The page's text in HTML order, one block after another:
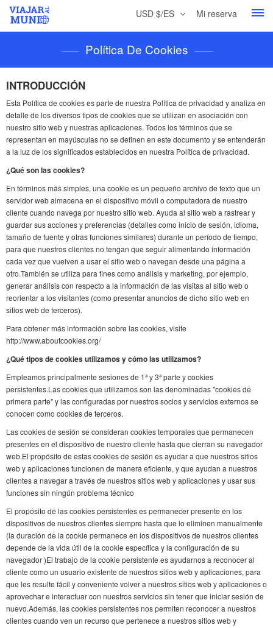
USD $/ES Mi reserva
Política De Cookies
INTRODUCCIÓN
Esta Política de cookies es parte de nuestra Política de privacidad y analiza en
detalle de los diversos tipos de cookies que se utilizan en asociación con
nuestro sitio web y nuestras aplicaciones. Todos los términos que se
representan en mayúsculas no se definen en este documento y se entenderán
a la luz de los significados establecidos en nuestra Política de privacidad.
¿Qué son las cookies?
En términos más simples, una cookie es un pequeño archivo de texto que un
servidor web almacena en el dispositivo móvil o computadora de nuestro
cliente cuando navega por nuestro sitio web. Ayuda al sitio web a rastrear y
guardar sus acciones y preferencias (detalles como inicio de sesión, idioma,
tamaño de fuente y otras funciones similares) durante un período de tiempo,
para que nuestros clientes no tengan que seguir alimentando información
cada vez que vuelven a usar el sitio web o navegan desde una página a
otro.También se utiliza para fines como análisis y marketing, por ejemplo,
generar análisis con respecto a la información de las visitas al sitio web o
reorientar a los visitantes (como presentar anuncios de dicho sitio web en
sitios web de terceros).
Para obtener más información sobre las cookies, visite
http://www.aboutcookies.org/
¿Qué tipos de cookies utilizamos y cómo las utilizamos?
Empleamos principalmente sesiones de 1ª y 3ª parte y cookies
persistentes.Las cookies que utilizamos son las denominadas "cookies de
primera parte" y las configuradas por nuestros socios y servicios externos se
conocen como cookies de terceros.
Las cookies de sesión se consideran cookies temporales que permanecen
presentes en el dispositivo de nuestro cliente hasta que cierran su navegador
web.El propósito de estas cookies de sesión es ayudar a que nuestros sitios
web y aplicaciones funcionen de manera eficiente, y que ayudan a nuestros
clientes a navegar a través de nuestros sitios web y aplicaciones y usar sus
funciones sin ningún problema técnico
El propósito de las cookies persistentes es permanecer presente en los
dispositivos de nuestros clientes siempre hasta que lo eliminen manualmente
(la duración de la cookie permanece en los dispositivos de nuestros clientes
depende de la vida útil de la cookie específica y la configuración de su
navegador )El trabajo de la cookie persistente es ayudarnos a reconocer al
cliente como un usuario existente de nuestros sitios web y aplicaciones, para
que les resulte fácil y conveniente volver a nuestros sitios web y aplicaciones o
aprovechar e interactuar con nuestros servicios sin tener que iniciar sesión de
nuevo.Además, las cookies persistentes nos permiten reconocer a nuestros
clientes cuando ven un recurso que pertenece a nuestros sitios web y